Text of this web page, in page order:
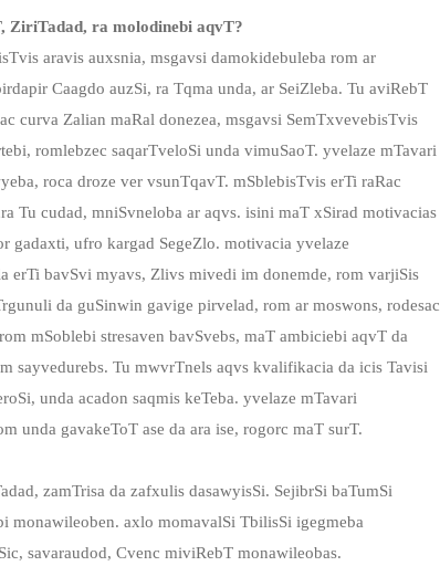
ZiriTadad, ra molodinebi aqvT?
aravis auxsnia, msgavsi damokidebuleba rom ar
Caagdo auzSi, ra Tqma unda, ar SeiZleba. Tu aviRebT
curva Zalian maRal donezea, msgavsi SemTxvevebisTvis
romlebzec saqarTveloSi unda vimuSaoT. yvelaze mTavari
roca droze ver vsunTqavT. mSblebisTvis erTi raRac
Tu cudad, mniSvneloba ar aqvs. isini maT xSirad motivacias
gadaxti, ufro kargad SegeZlo. motivacia yvelaze
erTi bavSvi myavs, Zlivs mivedi im donemde, rom varjiSis
da guSinwin gavige pirvelad, rom ar moswons, rodesac
mSoblebi stresaven bavSvebs, maT ambiciebi aqvT da
sayvedurebs. Tu mwvrTnels aqvs kvalifikacia da icis Tavisi
unda acadon saqmis keTeba. yvelaze mTavari
unda gavakeToT ase da ara ise, rogorc maT surT.
zamTrisa da zafxulis dasawyisSi. SejibrSi baTumSi
monawileoben. axlo momavalSi TbilisSi igegmeba
savaraudod, Cvenc miviRebT monawileobas.